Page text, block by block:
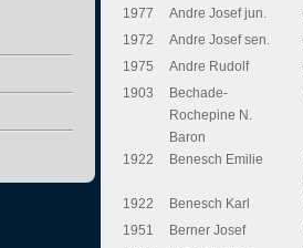
1977 Andre Josef jun.
1972
Andre Josef sen.
1975
Andre Rudolf
1903
Bechade-
Rochepine N.
Baron
1922 Benesch Emilie
1922 Benesch Karl
1951
Berner Josef